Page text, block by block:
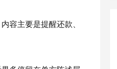
容主要是提醒还款、